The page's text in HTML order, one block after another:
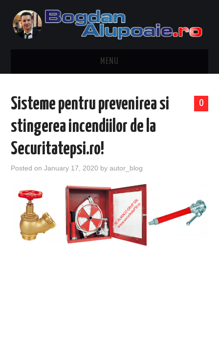
MENU
CONTACT
DESPRE BOGDAN ALUPOAIE
DRESS TO IMPRESS
TRAVEL
EVENIMENTE
0
Sisteme pentru prevenirea si
stingerea incendiilor de la
Securitatepsi.ro!
Posted onJanuary 17, 2020 byautor_blog